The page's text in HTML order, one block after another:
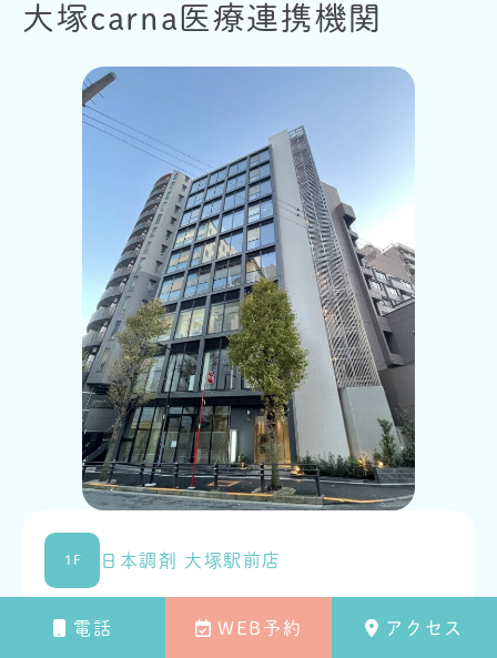
電話 WEB予約 アクセス
大塚carna 医療連携機関
1F 日本調剤 大塚駅前店